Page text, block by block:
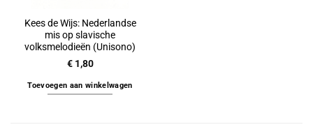
Kees de Wijs: Nederlandse
mis op slavische
volksmelodieën (Unisono)
€1,80
Toevoegen aan winkelwagen